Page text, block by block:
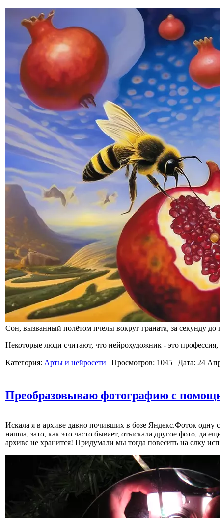
Сон, вызванный полётом пчелы вокруг граната, за секунду
Некоторые люди считают, что нейрохудожник - это профессия,
Категория: Арты и нейросети | Просмотров: 1045 | Дата: 24
Преобразовываю фотографию с
Искала я в архиве давно почивших в бозе Яндекс.Фоток
нашла, зато, как это часто бывает, отыскала другое фото, да
архиве не хранится! Придумали мы тогда повесить на елку